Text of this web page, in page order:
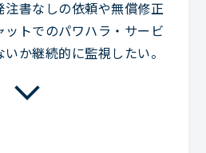
書なしの依頼や無償修正
トでのパワハラ・サービ
か継続的に監視したい。